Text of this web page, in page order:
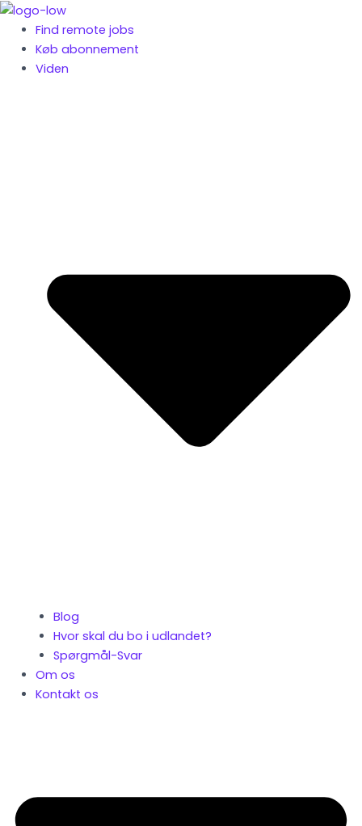
Gå
indholdet
Find remote jobs
Køb abonnement
Viden
Blog
Hvor skal du bo i udlandet?
Spørgmål-Svar
Om os
Kontakt os